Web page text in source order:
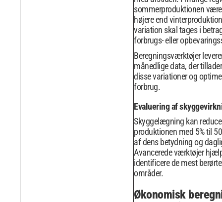
sommerproduktionen
højere end
variation skal tages i
forbrugs- eller
Beregningsværktøjer
månedlige data, der
disse variationer og
forbrug.
Evaluering af
Skyggelægning kan
produktionen med 5% til
af dens betydning og
Avancerede værktøjer
identificere de mest
områder.
Økonomisk